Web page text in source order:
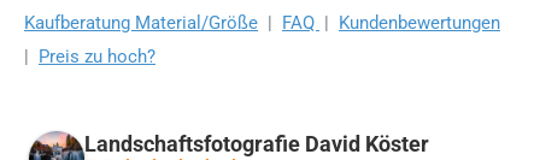
Kaufberatung Material/Größe | FAQ | Kundenbewertungen
| Preis zu hoch?
Landschaftsfotografie David Köster